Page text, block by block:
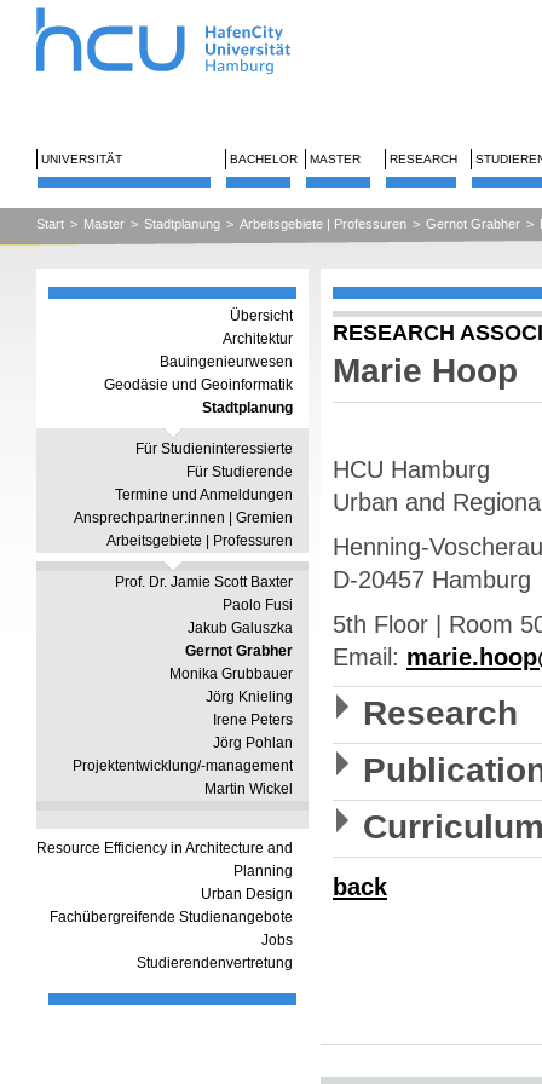
UNIVERSITÄT BACHELOR MASTER RESEARCH
Start > Master > Stadtplanung > Arbeitsgebiete | Professuren > Gernot Grabher >
Übersicht
Architektur
Bauingenieurwesen
Geodäsie und Geoinformatik
Stadtplanung
Für Studieninteressierte
Für Studierende
Termine und Anmeldungen
Ansprechpartner:innen | Gremien
Arbeitsgebiete | Professuren
Prof. Dr. Jamie Scott Baxter
Paolo Fusi
Jakub Galuszka
Gernot Grabher
Monika Grubbauer
Jörg Knieling
Irene Peters
Jörg Pohlan
Projektentwicklung/-management
Martin Wickel
Resource Efficiency in Architecture and
Planning
Urban Design
Fachübergreifende Studienangebote
Jobs
Studierendenvertretung
RESEARCH
Marie Hoop
HCU Hamburg
Urban and
Henning-
D-20457 Hamburg
5th Floor | Room
Email:
Research
back